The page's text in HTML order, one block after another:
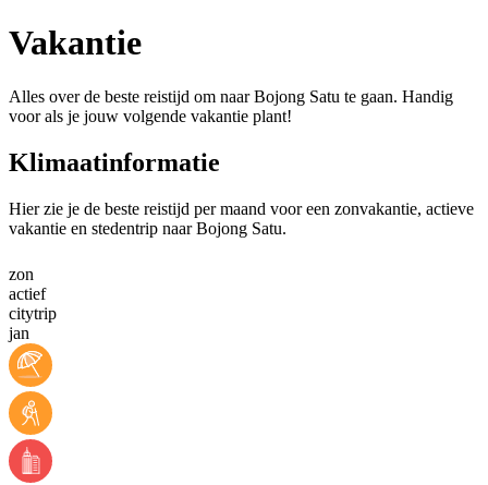
Vakantie
Alles over de beste reistijd om naar Bojong Satu te gaan. Handig
voor als je jouw volgende vakantie plant!
Klimaatinformatie
Hier zie je de beste reistijd per maand voor een zonvakantie, actieve
vakantie en stedentrip naar Bojong Satu.
zon
actief
citytrip
jan